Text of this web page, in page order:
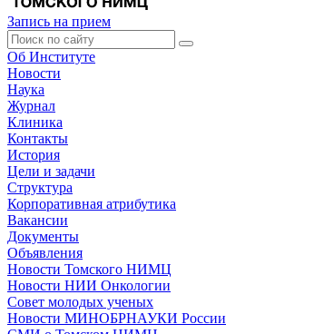
Запись на прием
Об Институте
Новости
Наука
Журнал
Клиника
Контакты
История
Цели и задачи
Структура
Корпоративная атрибутика
Вакансии
Документы
Объявления
Новости Томского НИМЦ
Новости НИИ Онкологии
Совет молодых ученых
Новости МИНОБРНАУКИ России